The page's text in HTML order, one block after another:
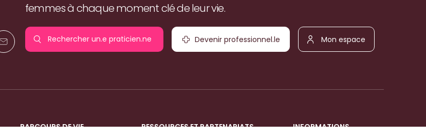
femmes à chaque moment clé de leur vie.
Rechercher un.e
praticien.ne
Devenir
professionnel.le
Mon
espace
PARCOURS DE VIE
RESSOURCES ET PARTENARIATS
INFORMATIONS